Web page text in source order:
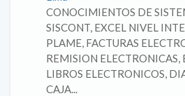
CONOCIMIENTOS DE
SISCONT, EXCEL NIVEL
PLAME, FACTURAS
REMISION ELECTRONICAS,
LIBROS ELECTRONICOS,
CAJA...